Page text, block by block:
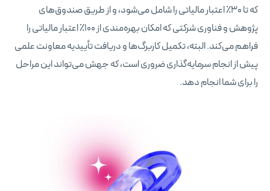
که تا ۳۰٪ اعتبار مالیاتی را شامل می‌شود، و از طریق صندوق‌های
پژوهش و فناوری شرکتی که امکان بهره‌مندی از ۱۰۰٪ اعتبار مالیاتی را
فراهم می‌کند. البته، تکمیل کاربرگ‌ها و دریافت تأییدیه معاونت علمی
پیش از انجام سرمایه‌گذاری ضروری است، که جهش می‌تواند این مراحل
را برای شما انجام دهد.